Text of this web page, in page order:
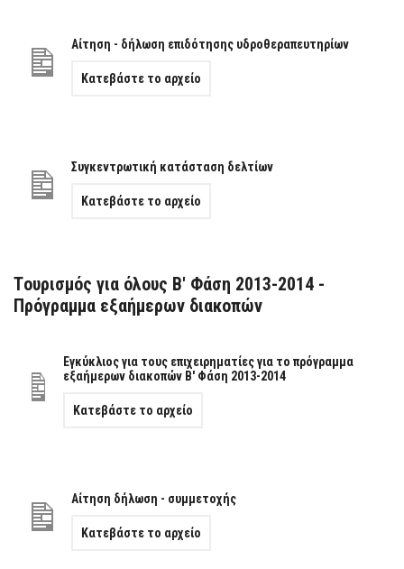
Αίτηση - δήλωση επιδότησης υδροθεραπευτηρίων
Κατεβάστε το αρχείο
Συγκεντρωτική κατάσταση δελτίων
Κατεβάστε το αρχείο
Tουρισμός για όλους Β' Φάση 2013-2014 -
Πρόγραμμα εξαήμερων διακοπών
Εγκύκλιος για τους επιχειρηματίες για το πρόγραμμα
εξαήμερων διακοπών Β' Φάση 2013-2014
Κατεβάστε το αρχείο
Αίτηση δήλωση - συμμετοχής
Κατεβάστε το αρχείο